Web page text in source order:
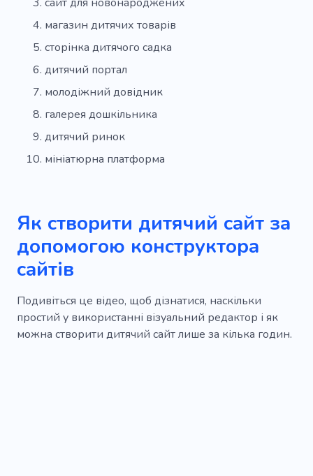
магазин дитячих товарів
сторінка дитячого садка
дитячий портал
молодіжний довідник
галерея дошкільника
дитячий ринок
мініатюрна платформа
Як створити дитячий сайт за
допомогою конструктора
сайтів
Подивіться це відео, щоб дізнатися, наскільки
простий у використанні візуальний редактор і як
можна створити дитячий сайт лише за кілька годин.